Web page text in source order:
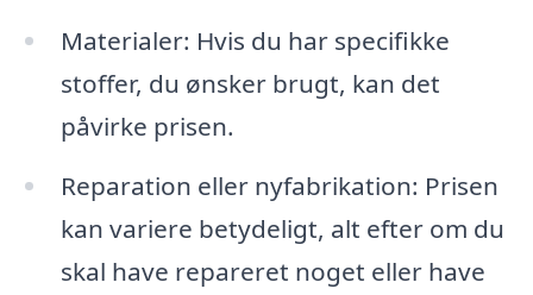
Materialer: Hvis du har specifikke
stoffer, du ønsker brugt, kan det
påvirke prisen.
Reparation eller nyfabrikation: Prisen
kan variere betydeligt, alt efter om du
skal have repareret noget eller have